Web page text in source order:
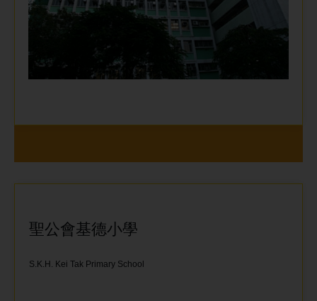
聖公會基德小學
S.K.H. Kei Tak Primary School